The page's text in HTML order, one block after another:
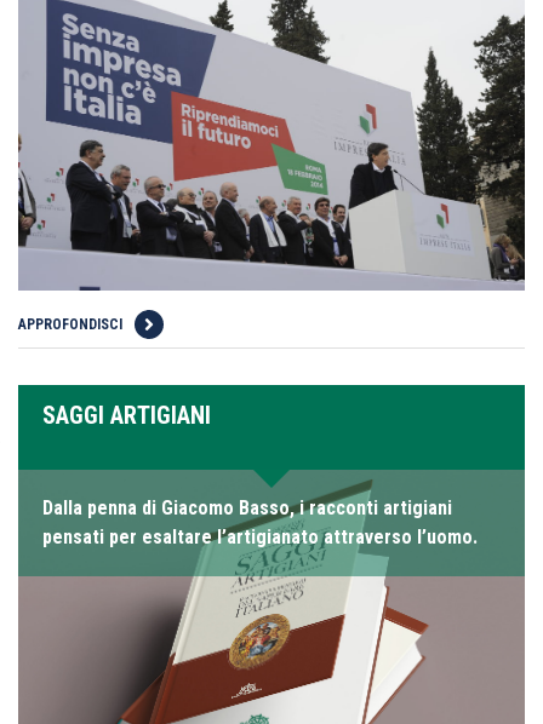
APPROFONDISCI
SAGGI ARTIGIANI
Dalla penna di Giacomo Basso, i racconti artigiani
pensati per esaltare l’artigianato attraverso l’uomo.